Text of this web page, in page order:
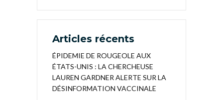
Articles récents
ÉPIDEMIE DE ROUGEOLE AUX
ÉTATS-UNIS : LA CHERCHEUSE
LAUREN GARDNER ALERTE SUR LA
DÉSINFORMATION VACCINALE